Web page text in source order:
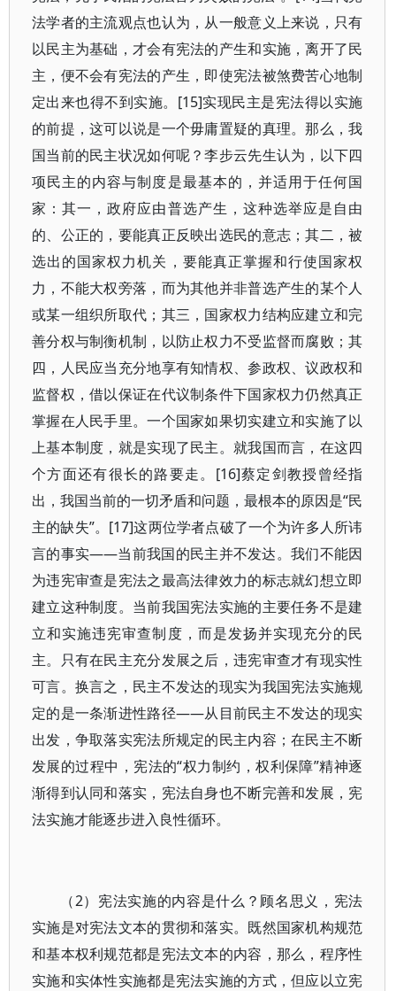
法学者的主流观点也认为，从一般意义上来说，只有
以民主为基础，才会有宪法的产生和实施，离开了民
主，便不会有宪法的产生，即使宪法被煞费苦心地制
定出来也得不到实施。[15]实现民主是宪法得以实施
的前提，这可以说是一个毋庸置疑的真理。那么，我
国当前的民主状况如何呢？李步云先生认为，以下四
项民主的内容与制度是最基本的，并适用于任何国
家：其一，政府应由普选产生，这种选举应是自由
的、公正的，要能真正反映出选民的意志；其二，被
选出的国家权力机关，要能真正掌握和行使国家权
力，不能大权旁落，而为其他并非普选产生的某个人
或某一组织所取代；其三，国家权力结构应建立和完
善分权与制衡机制，以防止权力不受监督而腐败；其
四，人民应当充分地享有知情权、参政权、议政权和
监督权，借以保证在代议制条件下国家权力仍然真正
掌握在人民手里。一个国家如果切实建立和实施了以
上基本制度，就是实现了民主。就我国而言，在这四
个方面还有很长的路要走。[16]蔡定剑教授曾经指
出，我国当前的一切矛盾和问题，最根本的原因是“民
主的缺失”。[17]这两位学者点破了一个为许多人所讳
言的事实——当前我国的民主并不发达。我们不能因
为违宪审查是宪法之最高法律效力的标志就幻想立即
建立这种制度。当前我国宪法实施的主要任务不是建
立和实施违宪审查制度，而是发扬并实现充分的民
主。只有在民主充分发展之后，违宪审查才有现实性
可言。换言之，民主不发达的现实为我国宪法实施规
定的是一条渐进性路径——从目前民主不发达的现实
出发，争取落实宪法所规定的民主内容；在民主不断
发展的过程中，宪法的“权力制约，权利保障”精神逐
渐得到认同和落实，宪法自身也不断完善和发展，宪
法实施才能逐步进入良性循环。
（2）宪法实施的内容是什么？顾名思义，宪法
实施是对宪法文本的贯彻和落实。既然国家机构规范
和基本权利规范都是宪法文本的内容，那么，程序性
实施和实体性实施都是宪法实施的方式，但应以立宪